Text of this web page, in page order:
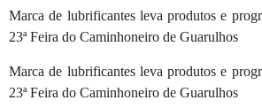
Marca de lubrificantes leva produtos e
23ª Feira do Caminhoneiro de Guarulhos
Marca de lubrificantes leva produtos e
23ª Feira do Caminhoneiro de Guarulhos